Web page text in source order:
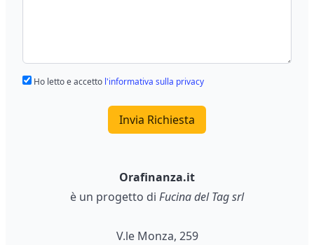
Ho letto e accetto l'informativa sulla privacy
Invia Richiesta
Orafinanza.it
è un progetto di Fucina del Tag srl
V.le Monza, 259